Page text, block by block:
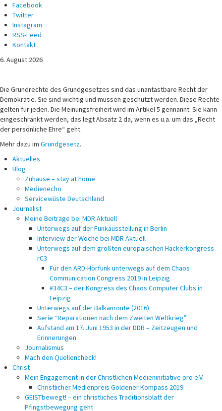
Facebook
Twitter
Instagram
RSS-Feed
Kontakt
6. August 2026
Michael Voß
Journalist und Christ
Die Grundrechte des Grundgesetzes sind das unantastbare Recht der
Demokratie. Sie sind wichtig und müssen geschützt werden. Diese Rechte
gelten für jeden. Die Meinungsfreiheit wird im Artikel 5 gennannt. Sie kann
eingeschränkt werden, das legt Absatz 2 da, wenn es u.a. um das „Recht
der persönliche Ehre“ geht.
Mehr dazu im Grundgesetz.
Aktuelles
Blog
Zuhause – stay at home
Medienecho
Servicewüste Deutschland
Journalist
Meine Beiträge bei MDR Aktuell
Unterwegs auf der Funkausstellung in Berlin
Interview der Woche bei MDR Aktuell
Unterwegs auf dem größten europäischen Hackerkongress
rC3
Für den ARD-Hörfunk unterwegs auf dem Chaos
Communication Congress 2019 in Leipzig
#34C3 – der Kongress des Chaos Computer Clubs in
Leipzig
Unterwegs auf der Balkanroute (2016)
Serie “Reparationen nach dem Zweiten Weltkrieg”
Aufstand am 17. Juni 1953 in der DDR – Zeitzeugen und
Erinnerungen
Journalismus
Mach den Quellencheck!
Christ
Mein Engagement in der Christlichen Medieninitiative pro e.V.
Christlicher Medienpreis Goldener Kompass 2019
GEISTbewegt! – ein christliches Traditionsblatt der
Pfingstbewegung geht